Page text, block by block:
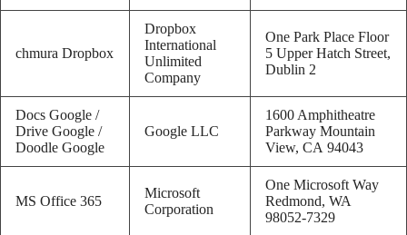
chmura Dropbox
Dropbox
International
Unlimited
Company
One Park Place Floor
5 Upper Hatch Street,
Dublin 2
Docs Google /
Drive Google /
Doodle Google
Google LLC
1600 Amphitheatre
Parkway Mountain
View, CA 94043
MS Office 365
Microsoft
Corporation
One Microsoft Way
Redmond, WA
98052-7329